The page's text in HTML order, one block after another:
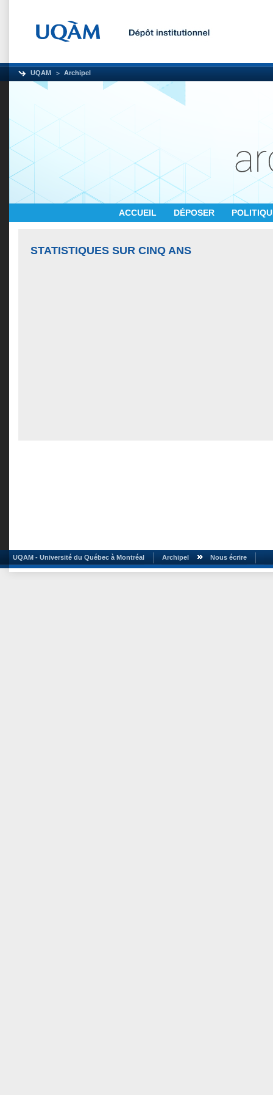
UQAM Archipel
ACCUEIL DÉPOSER
STATISTIQUES SUR CINQ ANS
UQAM - Université du Québec à Montréal Archipel Nous écrire